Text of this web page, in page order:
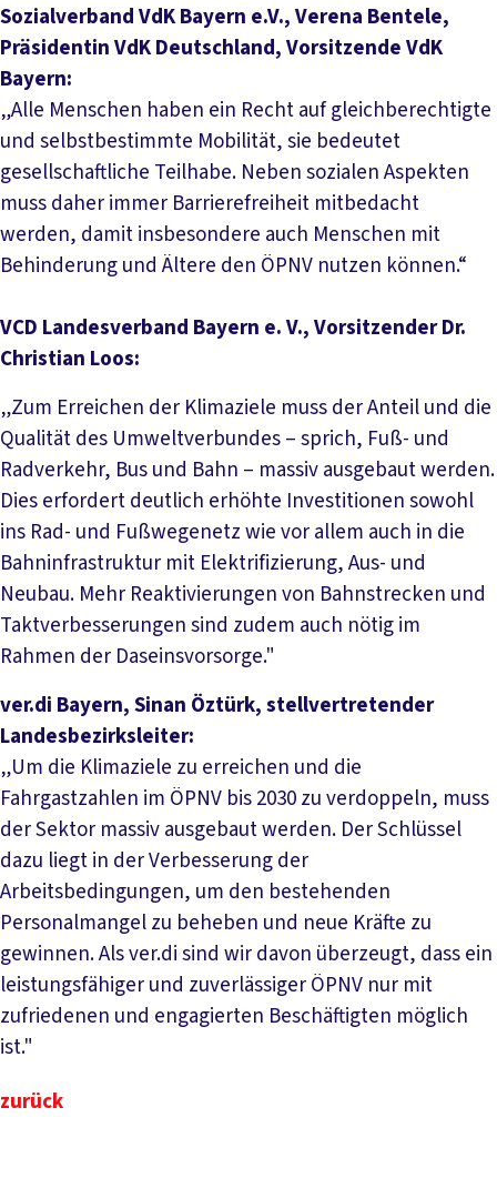
Sozialverband VdK Bayern e.V., Verena Bentele,
Präsidentin VdK Deutschland, Vorsitzende VdK
Bayern:
„Alle Menschen haben ein Recht auf gleichberechtigte
und selbstbestimmte Mobilität, sie bedeutet
gesellschaftliche Teilhabe. Neben sozialen Aspekten
muss daher immer Barrierefreiheit mitbedacht
werden, damit insbesondere auch Menschen mit
Behinderung und Ältere den ÖPNV nutzen können.“
VCD Landesverband Bayern e. V., Vorsitzender Dr.
Christian Loos:
„Zum Erreichen der Klimaziele muss der Anteil und die
Qualität des Umweltverbundes – sprich, Fuß- und
Radverkehr, Bus und Bahn – massiv ausgebaut werden.
Dies erfordert deutlich erhöhte Investitionen sowohl
ins Rad- und Fußwegenetz wie vor allem auch in die
Bahninfrastruktur mit Elektrifizierung, Aus- und
Neubau. Mehr Reaktivierungen von Bahnstrecken und
Taktverbesserungen sind zudem auch nötig im
Rahmen der Daseinsvorsorge."
ver.di Bayern, Sinan Öztürk, stellvertretender
Landesbezirksleiter:
„Um die Klimaziele zu erreichen und die
Fahrgastzahlen im ÖPNV bis 2030 zu verdoppeln, muss
der Sektor massiv ausgebaut werden. Der Schlüssel
dazu liegt in der Verbesserung der
Arbeitsbedingungen, um den bestehenden
Personalmangel zu beheben und neue Kräfte zu
gewinnen. Als ver.di sind wir davon überzeugt, dass ein
leistungsfähiger und zuverlässiger ÖPNV nur mit
zufriedenen und engagierten Beschäftigten möglich
ist."
zurück